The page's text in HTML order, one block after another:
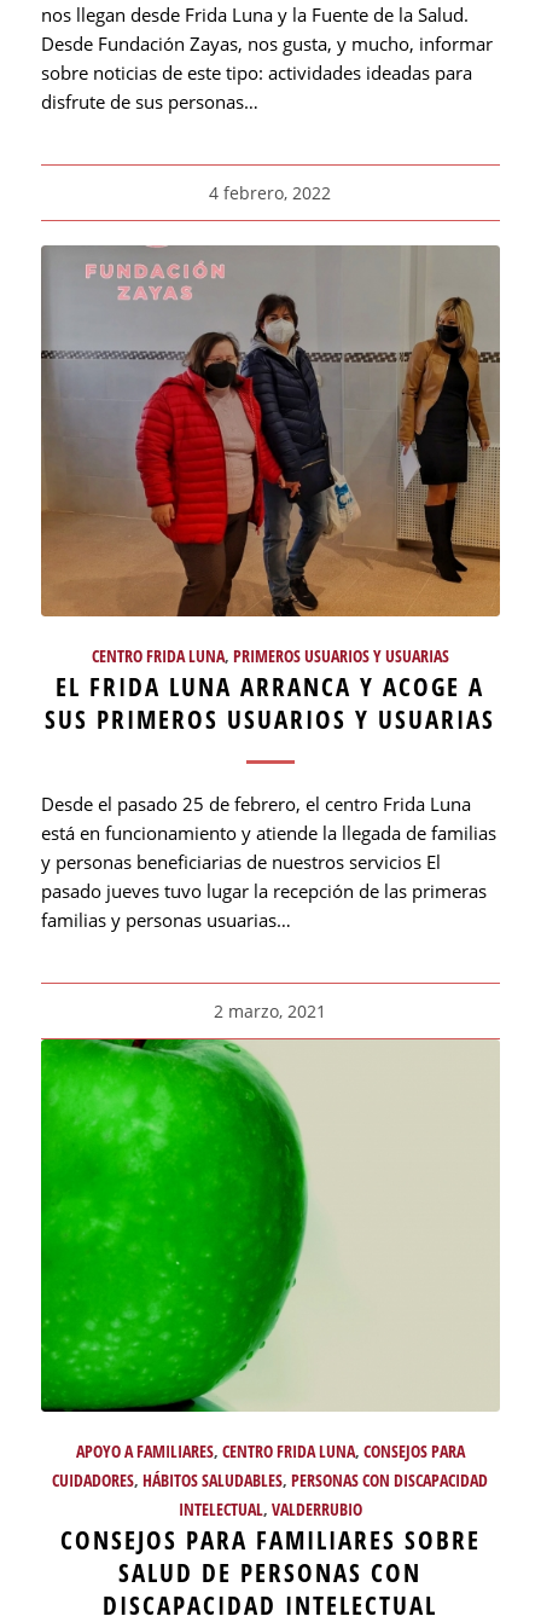
nos llegan desde Frida Luna y la Fuente de la Salud.
Desde Fundación Zayas, nos gusta, y mucho, informar
sobre noticias de este tipo: actividades ideadas para
disfrute de sus personas…
4 febrero, 2022
CENTRO FRIDA LUNA, PRIMEROS USUARIOS Y USUARIAS
EL FRIDA LUNA ARRANCA Y ACOGE A
SUS PRIMEROS USUARIOS Y USUARIAS
Desde el pasado 25 de febrero, el centro Frida Luna
está en funcionamiento y atiende la llegada de familias
y personas beneficiarias de nuestros servicios El
pasado jueves tuvo lugar la recepción de las primeras
familias y personas usuarias…
2 marzo, 2021
APOYO A FAMILIARES, CENTRO FRIDA LUNA, CONSEJOS PARA
CUIDADORES,HÁBITOS SALUDABLES,PERSONAS CON DISCAPACIDAD
INTELECTUAL, VALDERRUBIO
CONSEJOS PARA FAMILIARES SOBRE
SALUD DE PERSONAS CON
DISCAPACIDAD INTELECTUAL